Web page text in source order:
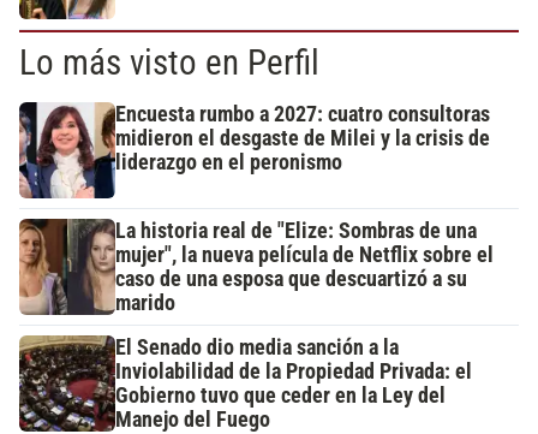
Lo más visto en Perfil
Encuesta rumbo a 2027: cuatro consultoras
midieron el desgaste de Milei y la crisis de
liderazgo en el peronismo
La historia real de "Elize: Sombras de una
mujer", la nueva película de Netflix sobre el
caso de una esposa que descuartizó a su
marido
El Senado dio media sanción a la
Inviolabilidad de la Propiedad Privada: el
Gobierno tuvo que ceder en la Ley del
Manejo del Fuego